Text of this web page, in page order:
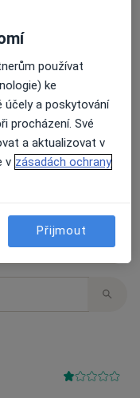
nás důležité.
zaplatit za
pacienta.
o názorech
používat
ke
a poskytování
procházení. Své
a aktualizovat v
v zásadách ochrany
Přijmout